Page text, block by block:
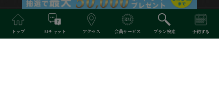
また訪れたくなる、 京の奥深さに触れるホテル。
京都駅八条東口から徒歩約3分、リーガグラン京都はリーガロイヤ
トップ AIチャット アクセス 会員サービス プラン検索 予約する